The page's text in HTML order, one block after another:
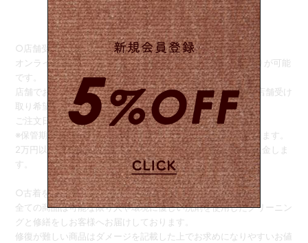
○店舗受け取りサービス○
オンラインストアでご注文後、商品をSister店舗でお受け取りが可能
です。
店舗でお引き取りをご希望の際は、ご注文画面の備考欄に【店舗受け
取り希望】と記載してください。
ご注文日から1週間の間でお引き取りをお願い致します。
※保管期限を過ぎると、自動的に配送お手続きさせていただきます。
2万円以下のご注文は、商品のお受け取り完了後、送料をご返金しま
す。
○古着をご購入のお客様へ○
全ての商品は可能な限り人や環境に優しい洗剤を使用したクリーニン
グと修繕をしお客様へお届けしております。
修復が難しい商品はダメージを記載した上でお求めになりやすいお値